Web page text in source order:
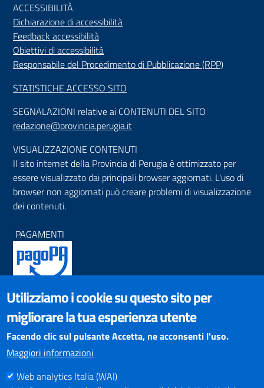
ACCESSIBILITÀ
Dichiarazione di accessibilità
Feedback accessibilità
Obiettivi di accessibilità
Responsabile del Procedimento di Pubblicazione (RPP)
STATISTICHE ACCESSO SITO
SEGNALAZIONI relative ai CONTENUTI DEL SITO
redazione@provincia.perugia.it
VISUALIZZAZIONE CONTENUTI
Il sito internet della Provincia di Perugia è ottimizzato per
essere visualizzato dai principali browser aggiornati. L'uso di
browser non aggiornati può creare problemi di visualizzazione
dei contenuti.
PAGAMENTI
SOCIAL NETWORKS
Pagina Facebook
Profilo Instagram
Canale YouTube
Utilizziamo i cookie su questo sito per
migliorare la tua esperienza utente
Facendo clic sul pulsante Accetta, ne acconsenti l'uso.
Maggiori informazioni
Web analytics Italia (WAI)